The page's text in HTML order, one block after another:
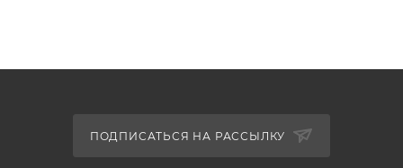
ПОДПИСАТЬСЯ НА РАССЫЛКУ